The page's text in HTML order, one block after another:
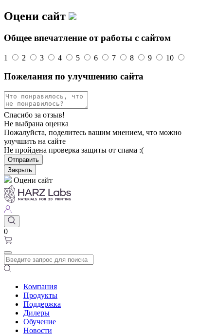
Оцени сайт
Общее впечатление от работы с сайтом
1 2 3 4 5 6 7 8 9 10
Пожелания по улучшению сайта
Спасибо за отзыв!
Не выбрана оценка
Пожалуйста, поделитесь вашим мнением, что можно
улучшить на сайте
Не пройдена проверка защиты от спама :(
Отправить
Закрыть
Оцени сайт
0
Компания
Продукты
Поддержка
Дилеры
Обучение
Новости